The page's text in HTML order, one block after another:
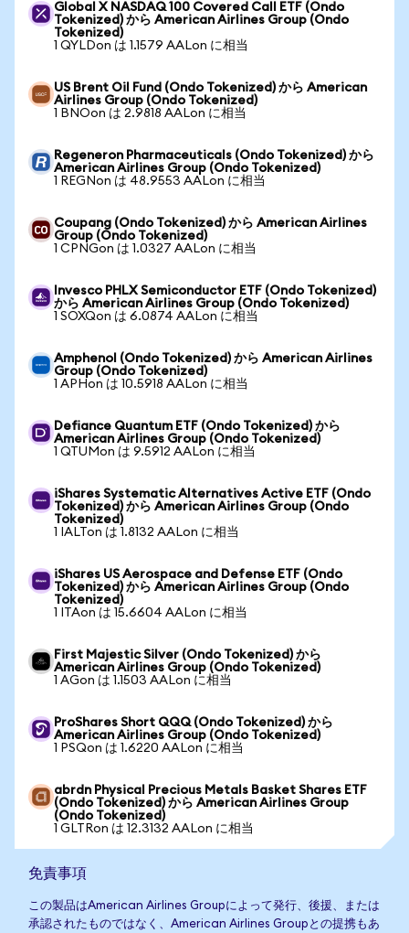
Global X NASDAQ 100 Covered Call ETF (Ondo
Tokenized) から American Airlines Group (Ondo
Tokenized)
1 QYLDon は 1.1579 AALon に相当
US Brent Oil Fund (Ondo Tokenized) から American
Airlines Group (Ondo Tokenized)
1 BNOon は 2.9818 AALon に相当
Regeneron Pharmaceuticals (Ondo Tokenized) から
American Airlines Group (Ondo Tokenized)
1 REGNon は 48.9553 AALon に相当
Coupang (Ondo Tokenized) から American Airlines
Group (Ondo Tokenized)
1 CPNGon は 1.0327 AALon に相当
Invesco PHLX Semiconductor ETF (Ondo Tokenized)
から American Airlines Group (Ondo Tokenized)
1 SOXQon は 6.0874 AALon に相当
Amphenol (Ondo Tokenized) から American Airlines
Group (Ondo Tokenized)
1 APHon は 10.5918 AALon に相当
Defiance Quantum ETF (Ondo Tokenized) から
American Airlines Group (Ondo Tokenized)
1 QTUMon は 9.5912 AALon に相当
iShares Systematic Alternatives Active ETF (Ondo
Tokenized) から American Airlines Group (Ondo
Tokenized)
1 IALTon は 1.8132 AALon に相当
iShares US Aerospace and Defense ETF (Ondo
Tokenized) から American Airlines Group (Ondo
Tokenized)
1 ITAon は 15.6604 AALon に相当
First Majestic Silver (Ondo Tokenized) から
American Airlines Group (Ondo Tokenized)
1 AGon は 1.1503 AALon に相当
ProShares Short QQQ (Ondo Tokenized) から
American Airlines Group (Ondo Tokenized)
1 PSQon は 1.6220 AALon に相当
abrdn Physical Precious Metals Basket Shares ETF
(Ondo Tokenized) から American Airlines Group
(Ondo Tokenized)
1 GLTRon は 12.3132 AALon に相当
免責事項
この製品はAmerican Airlines Groupによって発行、後援、または
承認されたものではなく、American Airlines Groupとの提携もあ